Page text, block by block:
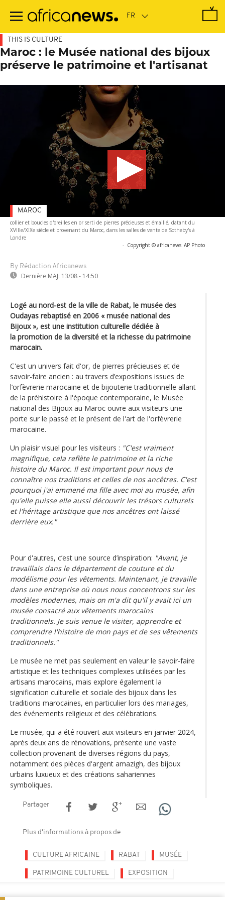
contenu
THIS IS CULTURE
Maroc : le Musée national des bijoux
préserve le patrimoine et l'artisanat
collier et boucles d'oreilles en or serti de pierres précieuses et émaillé, datant du
XVIIIe/XIXe siècle et provenant du Maroc, dans les salles de vente de Sotheby's à
Londre
- Copyright © africanews AP Photo
By Rédaction Africanews
Dernière MAJ: 13/08 - 14:50
MAROC
Logé au nord-est de la ville de Rabat, le musée des
Oudayas rebaptisé en 2006 « musée national des
Bijoux », est une institution culturelle dédiée à
la promotion de la diversité et la richesse du patrimoine
marocain.
C'est un univers fait d'or, de pierres précieuses et de
savoir-faire ancien : au travers d’expositions issues de
l’orfèvrerie marocaine et de bijouterie traditionnelle allant
de la préhistoire à l'époque contemporaine, le Musée
national des Bijoux au Maroc ouvre aux visiteurs une
porte sur le passé et le présent de l'art de l'orfèvrerie
marocaine.
Un plaisir visuel pour les visiteurs : "C'est vraiment
magnifique, cela reflète le patrimoine et la riche
histoire du Maroc. Il est important pour nous de
connaître nos traditions et celles de nos ancêtres. C'est
pourquoi j'ai emmené ma fille avec moi au musée, afin
qu'elle puisse elle aussi découvrir les trésors culturels
et l'héritage artistique que nos ancêtres ont laissé
derrière eux."
Pour d'autres, c’est une source d’inspiration: "Avant, je
travaillais dans le département de couture et du
modélisme pour les vêtements. Maintenant, je travaille
dans une entreprise où nous nous concentrons sur les
modèles modernes, mais on m'a dit qu'il y avait ici un
musée consacré aux vêtements marocains
traditionnels. Je suis venue le visiter, apprendre et
comprendre l'histoire de mon pays et de ses vêtements
traditionnels."
Le musée ne met pas seulement en valeur le savoir-faire
artistique et les techniques complexes utilisées par les
artisans marocains, mais explore également la
signification culturelle et sociale des bijoux dans les
traditions marocaines, en particulier lors des mariages,
des événements religieux et des célébrations.
Le musée, qui a été rouvert aux visiteurs en janvier 2024,
après deux ans de rénovations, présente une vaste
collection provenant de diverses régions du pays,
notamment des pièces d'argent amazigh, des bijoux
urbains luxueux et des créations sahariennes
symboliques.
Partager
Plus d'informations à propos de
CULTURE AFRICAINE RABAT MUSÉE
PATRIMOINE CULTUREL EXPOSITION